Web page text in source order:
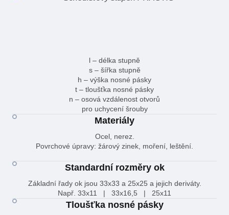
l – délka stupně
s – šířka stupně
h – výška nosné pásky
t – tloušťka nosné pásky
n – osová vzdálenost otvorů
pro uchycení šrouby
Materiály
Ocel, nerez.
Povrchové úpravy: žárový zinek, moření, leštění.
Standardní rozměry ok
Základní řady ok jsou 33x33 a 25x25 a jejich deriváty.
Např. 33x11 | 33x16,5 | 25x11
Tloušťka nosné pásky